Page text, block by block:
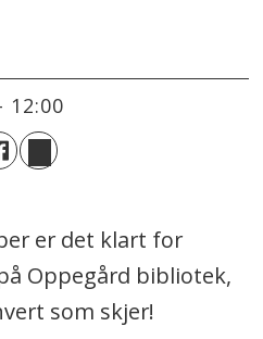
12:00
er det klart for
Oppegård bibliotek,
som skjer!